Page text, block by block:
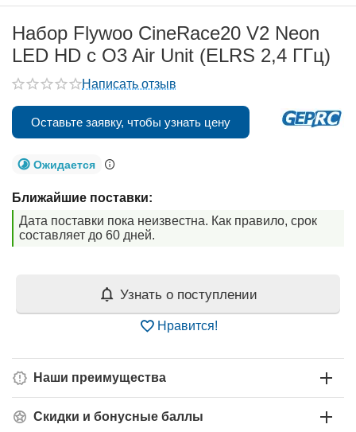
Набор Flywoo CineRace20 V2 Neon
LED HD с O3 Air Unit (ELRS 2,4 ГГц)
Написать отзыв
Оставьте заявку, чтобы узнать цену
Ожидается
Ближайшие поставки:
Дата поставки пока неизвестна. Как правило, срок
составляет до 60 дней.
Узнать о поступлении
Нравится!
Наши преимущества
Скидки и бонусные баллы